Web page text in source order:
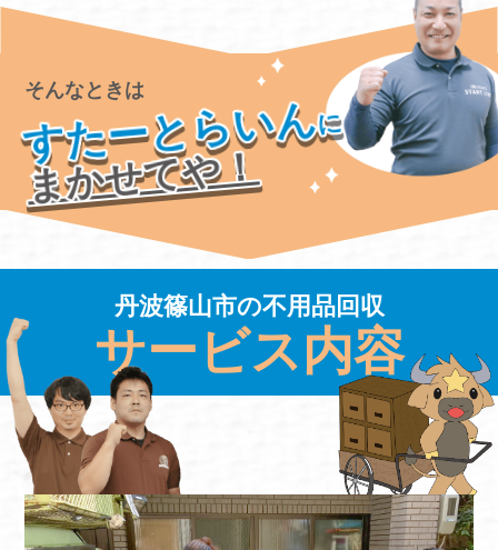
そんなときは
すたーとらいんに
まかせてや！
丹波篠山市の不用品回収
サービス内容